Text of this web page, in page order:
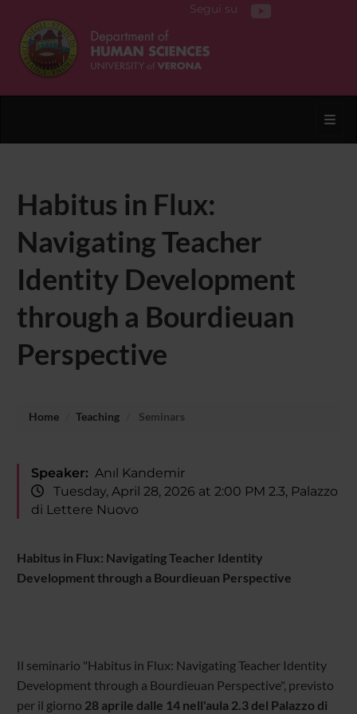
Segui su
Habitus in Flux:
Navigating Teacher
Identity Development
through a Bourdieuan
Perspective
Home Teaching Seminars
Speaker: Anıl Kandemir
Tuesday, April 28, 2026 at 2:00 PM 2.3, Palazzo
di Lettere Nuovo
Habitus in Flux: Navigating Teacher Identity
Development through a Bourdieuan Perspective
Il seminario "Habitus in Flux: Navigating Teacher Identity
Development through a Bourdieuan Perspective", previsto
per il giorno 28 aprile dalle 14 nell'aula 2.3 del Palazzo di